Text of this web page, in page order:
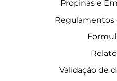
Propinas e
Regulamentos
Validação de